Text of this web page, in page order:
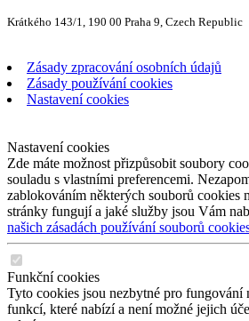
Krátkého 143/1, 190 00 Praha 9, Czech Republic
Zásady zpracování osobních údajů
Zásady používání cookies
Nastavení cookies
Nastavení cookies
Zde máte možnost přizpůsobit soubory
souladu s vlastními preferencemi.
zablokováním některých souborů cookies
stránky fungují a jaké služby jsou Vám
našich zásadách používání souborů
Funkční cookies
Tyto cookies jsou nezbytné pro fungování
funkcí, které nabízí a není možné jejich